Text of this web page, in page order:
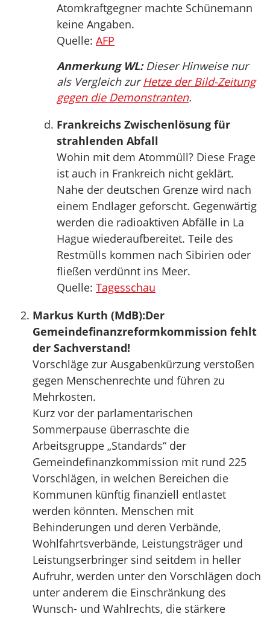
Atomkraftgegner machte Schünemann
keine Angaben.
Quelle: AFP
Anmerkung WL:Dieser Hinweise nur
als Vergleich zurHetze der Bild-Zeitung
gegen die Demonstranten.
Frankreichs Zwischenlösung für
strahlenden Abfall
Wohin mit dem Atommüll? Diese Frage
ist auch in Frankreich nicht geklärt.
Nahe der deutschen Grenze wird nach
einem Endlager geforscht. Gegenwärtig
werden die radioaktiven Abfälle in La
Hague wiederaufbereitet. Teile des
Restmülls kommen nach Sibirien oder
fließen verdünnt ins Meer.
Quelle: Tagesschau
Markus Kurth (MdB):Der
Gemeindefinanzreformkommission fehlt
der Sachverstand!
Vorschläge zur Ausgabenkürzung verstoßen
gegen Menschenrechte und führen zu
Mehrkosten.
Kurz vor der parlamentarischen
Sommerpause überraschte die
Arbeitsgruppe „Standards“ der
Gemeindefinanzkommission mit rund 225
Vorschlägen, in welchen Bereichen die
Kommunen künftig finanziell entlastet
werden könnten. Menschen mit
Behinderungen und deren Verbände,
Wohlfahrtsverbände, Leistungsträger und
Leistungserbringer sind seitdem in heller
Aufruhr, werden unter den Vorschlägen doch
unter anderem die Einschränkung des
Wunsch- und Wahlrechts, die stärkere